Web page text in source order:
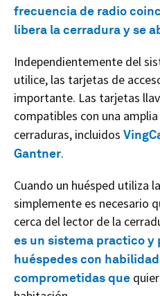
frecuencia de radio
libera la cerradura y se
Independientemente del
utilice, las tarjetas de
importante. Las tarjetas
compatibles con una
cerraduras, incluidos
Gantner.
Cuando un huésped utiliza
simplemente es necesario
cerca del lector de la
es un sistema practico
huéspedes con
comprometidas que